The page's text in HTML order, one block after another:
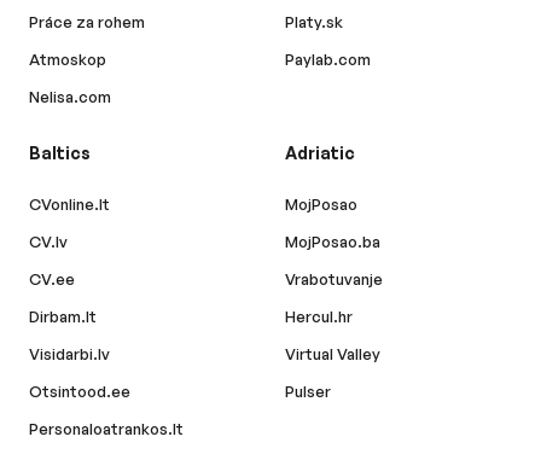
Práce za rohem
Atmoskop
Nelisa.com
Platy.sk
Paylab.com
Baltics
CVonline.lt
CV.lv
CV.ee
Dirbam.lt
Visidarbi.lv
Otsintood.ee
Personaloatrankos.lt
Adriatic
MojPosao
MojPosao.ba
Vrabotuvanje
Hercul.hr
Virtual Valley
Pulser